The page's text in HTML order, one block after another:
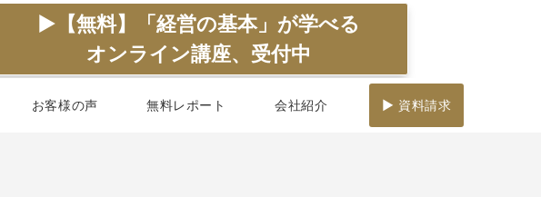
▶【無料】「経営の基本」が学べる
オンライン講座、受付中
お客様の声 無料レポート 会社紹介 ▶ 資料請求